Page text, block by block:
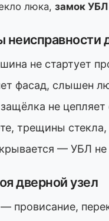
люка, замок УБЛ
не стартует
фасад, слышен
не
трещины стекла,
— УБЛ не
дверной узел
— провисание,